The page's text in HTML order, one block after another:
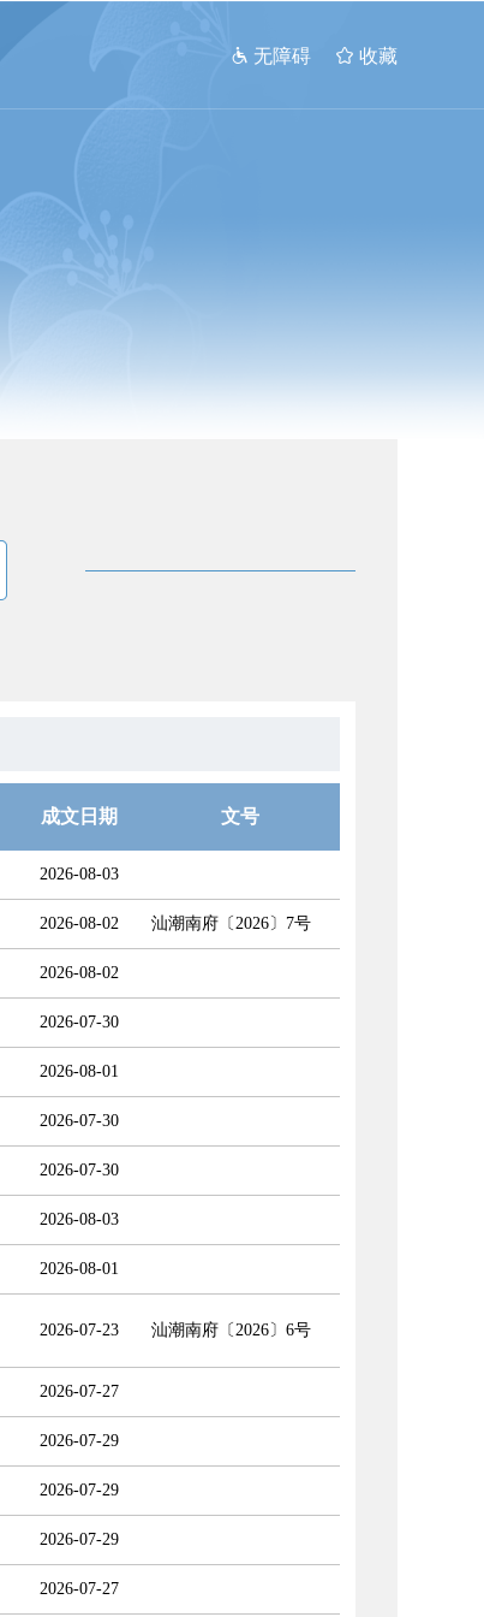
 无障碍  收藏
成文日期 文号
2026-08-03
2026-08-02 汕潮南府〔2026〕7号
2026-08-02
2026-07-30
2026-08-01
2026-07-30
2026-07-30
2026-08-03
2026-08-01
2026-07-23 汕潮南府〔2026〕6号
2026-07-27
2026-07-29
2026-07-29
2026-07-29
2026-07-27